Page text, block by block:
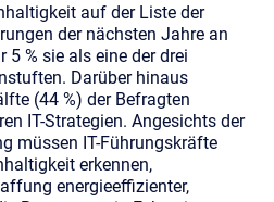
auf der Liste der
der nächsten Jahre an
5 % sie als eine der drei
Darüber hinaus
(44 %) der Befragten
IT-Strategien. Angesichts der
müssen IT-Führungskräfte
erkennen,
energieeffizienter,